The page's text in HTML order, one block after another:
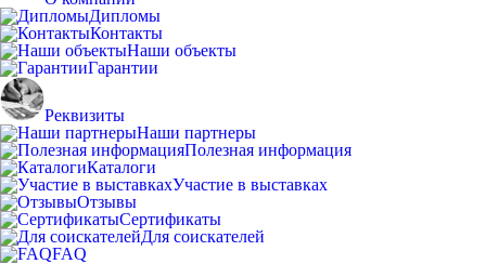
Дипломы
Контакты
Наши объекты
Гарантии
Реквизиты
Наши партнеры
Полезная информация
Каталоги
Участие в выставках
Отзывы
Сертификаты
Для соискателей
FAQ